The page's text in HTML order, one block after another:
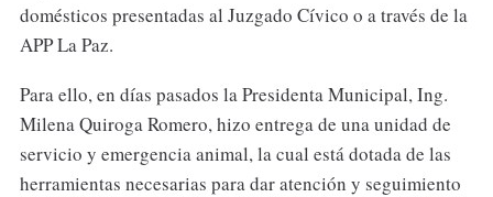
domésticos presentadas al Juzgado Cívico o a través de la
APP La Paz.
Para ello, en días pasados la Presidenta Municipal, Ing.
Milena Quiroga Romero, hizo entrega de una unidad de
servicio y emergencia animal, la cual está dotada de las
herramientas necesarias para dar atención y seguimiento